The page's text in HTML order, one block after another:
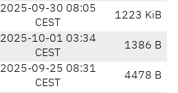
2025-09-30 08:05
CEST
1223 KiB
2025-10-01 03:34
CEST
1386 B
2025-09-25 08:31
CEST
4478 B